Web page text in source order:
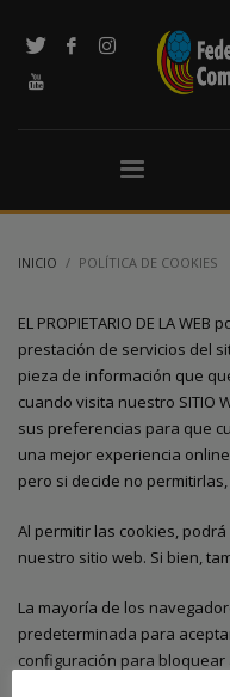
INICIO POLÍTICA DE COOKIES
EL PROPIETARIO DE LA
prestación de servicios del
pieza de información que
cuando visita nuestro SITIO
sus preferencias para que
una mejor experiencia
pero si decide no
Al permitir las cookies,
nuestro sitio web. Si bien,
La mayoría de los
predeterminada para
configuración para bloquear